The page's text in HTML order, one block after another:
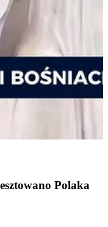
Polaka